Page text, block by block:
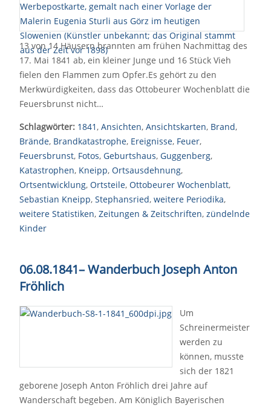
13 von 14 Häusern brannten am frühen Nachmittag des
17. Mai 1841 ab, ein kleiner Junge und 16 Stück Vieh
fielen den Flammen zum Opfer.Es gehört zu den
Merkwürdigkeiten, dass das Ottobeurer Wochenblatt die
Feuersbrunst nicht…
Schlagwörter: 1841, Ansichten, Ansichtskarten, Brand,
Brände, Brandkatastrophe, Ereignisse, Feuer,
Feuersbrunst, Fotos, Geburtshaus, Guggenberg,
Katastrophen, Kneipp, Ortsausdehnung,
Ortsentwicklung, Ortsteile, Ottobeurer Wochenblatt,
Sebastian Kneipp, Stephansried, weitere Periodika,
weitere Statistiken, Zeitungen & Zeitschriften, zündelnde
Kinder
06.08.1841–Wanderbuch Joseph Anton
Fröhlich
Um
Schreinermeister
werden zu
können, musste
sich der 1821
geborene Joseph Anton Fröhlich drei Jahre auf
Wanderschaft begeben. Am Königlich Bayerischen